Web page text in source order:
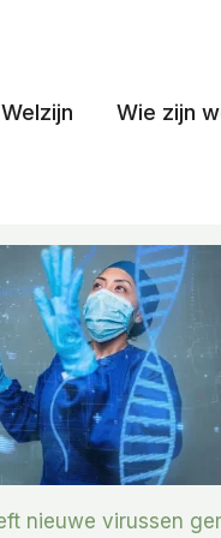
Welzijn Wie zijn
nieuwe virussen